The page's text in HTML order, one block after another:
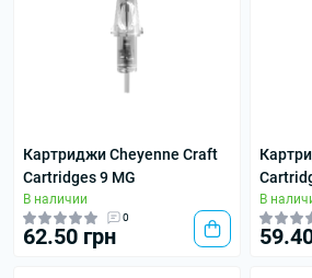
Картриджи Cheyenne Craft
Cartridges 9 MG
В наличии
0
62.50 грн
В